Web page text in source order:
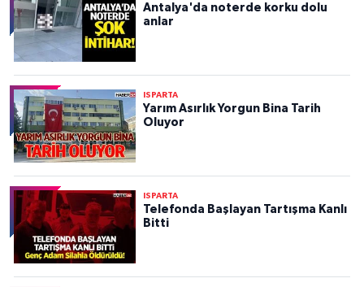
Antalya'da noterde korku dolu
anlar
ISPARTA
Yarım Asırlık Yorgun Bina Tarih
Oluyor
ISPARTA
Telefonda Başlayan Tartışma Kanlı
Bitti